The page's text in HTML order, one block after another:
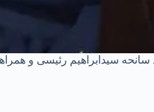
سانحه سیدابراهیم رئیسی و